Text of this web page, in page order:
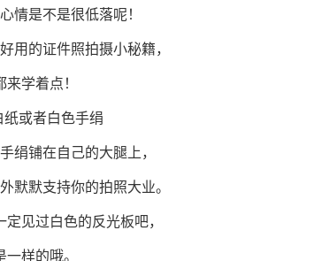
情是不是很低落呢！
用的证件照拍摄小秘籍，
学着点！
或者白色手绢
绢铺在自己的大腿上，
默默支持你的拍照大业。
见过白色的反光板吧，
样的哦。